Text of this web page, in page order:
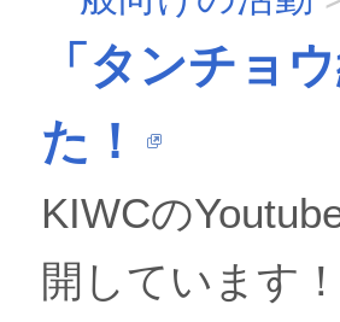
「タンチョ
た！
KIWCの
開しています